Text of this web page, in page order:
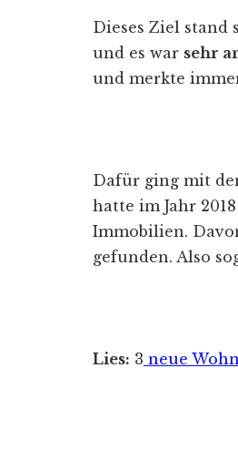
Dieses Ziel
und es war sehr
und merkte
Dafür ging mit
hatte im Jahr
Immobilien.
gefunden. Also
Lies: 3 neue